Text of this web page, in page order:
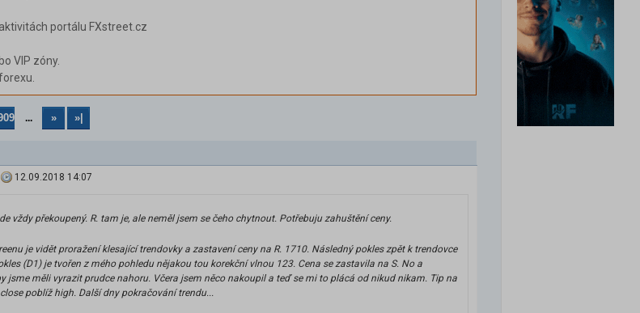
portálu FXstreet.cz
VIP zóny.
... » »|
12.09.2018 14:07
vždy překoupený. R. tam je, ale neměl jsem se čeho chytnout. Potřebuju zahuštění ceny.
je vidět proražení klesající trendovky a zastavení ceny na R. 1710. Následný pokles zpět k trendovce
(D1) je tvořen z mého pohledu nějakou tou korekční vlnou 123. Cena se zastavila na S. No a
jsme měli vyrazit prudce nahoru. Včera jsem něco nakoupil a teď se mi to plácá od nikud nikam. Tip na
poblíž high. Další dny pokračování trendu...